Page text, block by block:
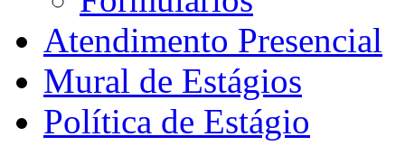
Atendimento Presencial
Mural de Estágios
Política de Estágio